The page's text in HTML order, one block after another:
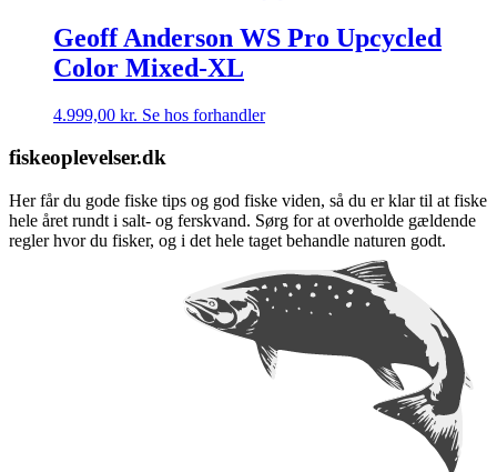
Geoff Anderson WS Pro Upcycled
Color Mixed-XL
4.999,00 kr. Se hos forhandler
fiskeoplevelser.dk
Her får du gode fiske tips og god fiske viden, så du er klar til at fiske
hele året rundt i salt- og ferskvand. Sørg for at overholde gældende
regler hvor du fisker, og i det hele taget behandle naturen godt.